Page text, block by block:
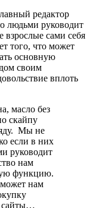
редактор
людьми руководит
взрослые сами себя
того, что может
основную
своим
вплоть
масло без
скайпу
Мы не
если в них
руководит
нам
функцию.
нам
сайты…